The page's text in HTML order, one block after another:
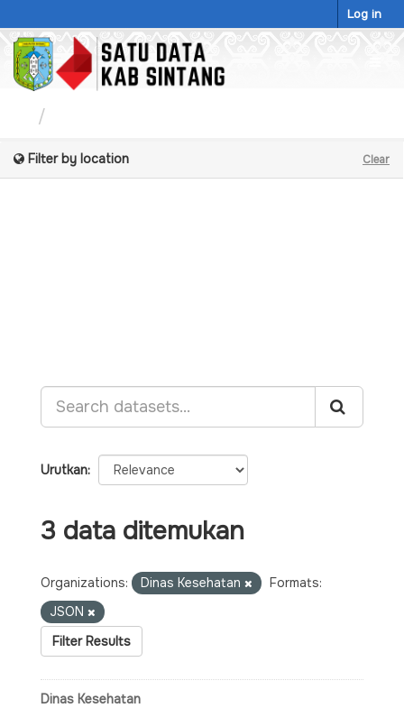
to
content
Log in
Filter by location Clear
Urutkan
3 data ditemukan
Organizations: Dinas Kesehatan
Formats:
JSON
Filter Results
Dinas Kesehatan